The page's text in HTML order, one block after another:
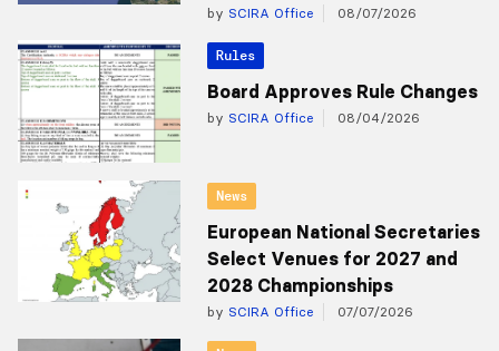
by SCIRA Office 08/07/2026
Rules
Board Approves Rule Changes
by SCIRA Office 08/04/2026
News
European National Secretaries
Select Venues for 2027 and
2028 Championships
by SCIRA Office 07/07/2026